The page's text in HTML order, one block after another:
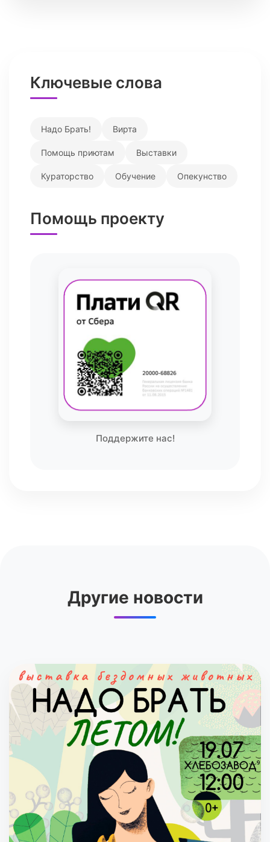
Ключевые слова
Надо Брать! Вирта
Помощь приютам Выставки
Кураторство Обучение Опекунство
Помощь проекту
Поддержите нас!
Другие новости